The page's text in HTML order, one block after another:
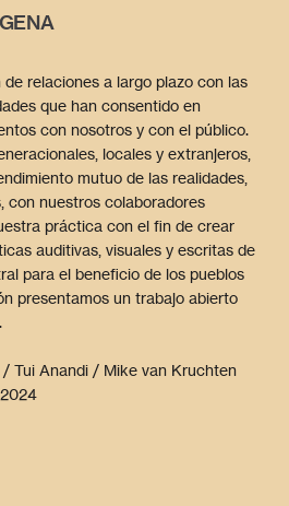
relaciones a largo plazo con las
que han consentido en
con nosotros y con el público.
locales y extranjeros,
mutuo de las realidades,
con nuestros colaboradores
práctica con el fin de crear
auditivas, visuales y escritas de
para el beneficio de los pueblos
presentamos un trabajo abierto
/ Tui Anandi / Mike van Kruchten